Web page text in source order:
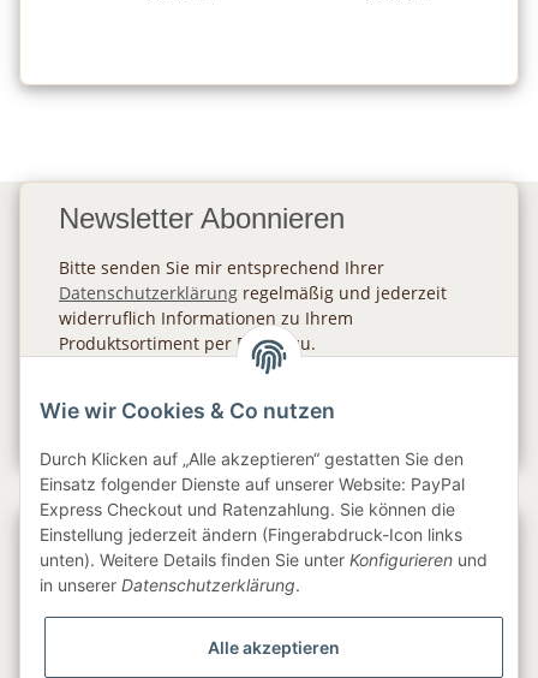
Newsletter Abonnieren
Bitte senden Sie mir entsprechend Ihrer
Datenschutzerklärung regelmäßig und jederzeit
widerruflich Informationen zu Ihrem
Produktsortiment per E-Mail zu.
Gesetzliche Informationen
Wie wir Cookies & Co nutzen
Durch Klicken auf „Alle akzeptieren“ gestatten Sie den
Einsatz folgender Dienste auf unserer Website: PayPal
Express Checkout und Ratenzahlung. Sie können die
Einstellung jederzeit ändern (Fingerabdruck-Icon links
unten). Weitere Details finden Sie unter Konfigurieren und
in unserer Datenschutzerklärung.
Alle akzeptieren